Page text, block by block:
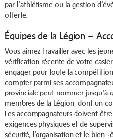
par l'athlétisme ou la gestion
offerte.
Équipes de la Légion –
Vous aimez travailler avec les
vérification récente de votre
engager pour toute la
compter parmi ses
provinciale peut nommer jusqu'à
membres de la Légion, dont un
Les accompagnateurs doivent
exigences physiques et de
sécurité, l'organisation et le